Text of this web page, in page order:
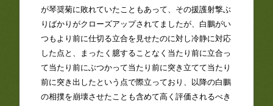
が琴奨菊に敗れていたこともあって、その援護射撃ぶ
りばかりがクローズアップされてましたが、白鵬がい
つもより前に仕切る立合を見せたのに対し冷静に対応
した点と、まったく臆することなく当たり前に立合っ
て当たり前にぶつかって当たり前に突き立てて当たり
前に突き出したという点で際立っており、以降の白鵬
の相撲を崩壊させたことも含めて高く評価されるべき